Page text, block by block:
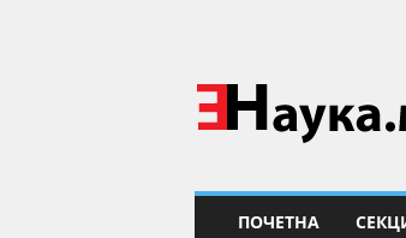
Н
а
у
ПОЧЕТНА